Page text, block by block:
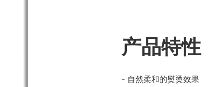
产品特性
- 自然柔和的熨烫效果